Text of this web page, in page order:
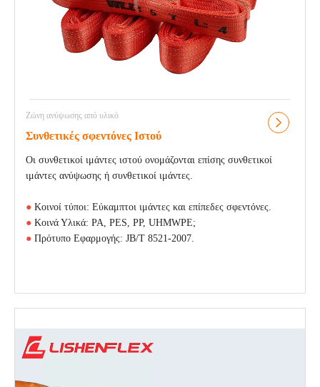
Ζώνη ανύψωσης από υλικό
Συνθετικές σφεντόνες Ιστού
Οι συνθετικοί ιμάντες ιστού ονομάζονται επίσης συνθετικοί
ιμάντες ανύψωσης ή συνθετικοί ιμάντες.
● Κοινοί τύποι: Εύκαμπτοι ιμάντες και επίπεδες σφεντόνες.
● Κοινά Υλικά: PA, PES, PP, UHMWPE;
● Πρότυπο Εφαρμογής: JB/T 8521-2007.